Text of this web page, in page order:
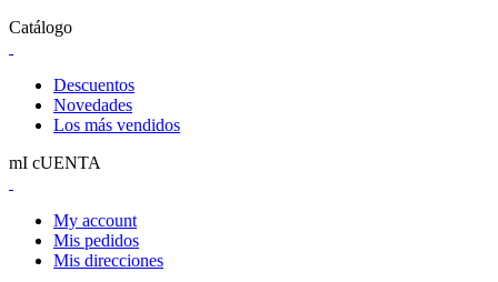
Catálogo
Descuentos
Novedades
Los más vendidos
mI cUENTA
My account
Mis pedidos
Mis direcciones